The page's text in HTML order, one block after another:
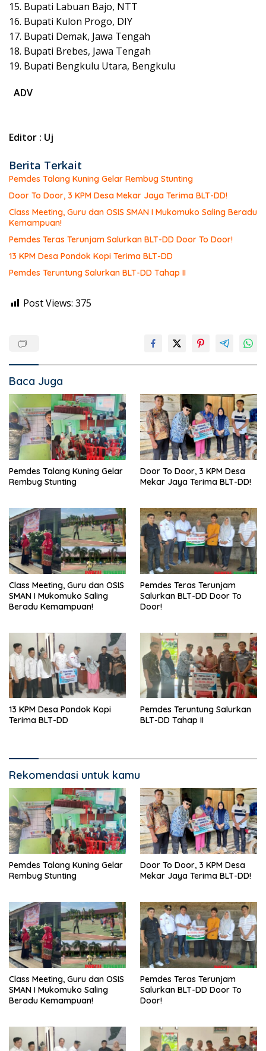
15. Bupati Labuan Bajo, NTT
16. Bupati Kulon Progo, DIY
17. Bupati Demak, Jawa Tengah
18. Bupati Brebes, Jawa Tengah
19. Bupati Bengkulu Utara, Bengkulu
ADV
Editor : Uj
Berita Terkait
Pemdes Talang Kuning Gelar Rembug Stunting
Door To Door, 3 KPM Desa Mekar Jaya Terima BLT-DD!
Class Meeting, Guru dan OSIS SMAN I Mukomuko Saling Beradu
Kemampuan!
Pemdes Teras Terunjam Salurkan BLT-DD Door To Door!
13 KPM Desa Pondok Kopi Terima BLT-DD
Pemdes Teruntung Salurkan BLT-DD Tahap II
Post Views: 375
Baca Juga
Pemdes Talang Kuning Gelar
Rembug Stunting
Door To Door, 3 KPM Desa
Mekar Jaya Terima BLT-DD!
Class Meeting, Guru dan OSIS
SMAN I Mukomuko Saling
Beradu Kemampuan!
Pemdes Teras Terunjam
Salurkan BLT-DD Door To
Door!
13 KPM Desa Pondok Kopi
Terima BLT-DD
Pemdes Teruntung Salurkan
BLT-DD Tahap II
Rekomendasi untuk kamu
Pemdes Talang Kuning Gelar
Rembug Stunting
Door To Door, 3 KPM Desa
Mekar Jaya Terima BLT-DD!
Class Meeting, Guru dan OSIS
SMAN I Mukomuko Saling
Beradu Kemampuan!
Pemdes Teras Terunjam
Salurkan BLT-DD Door To
Door!